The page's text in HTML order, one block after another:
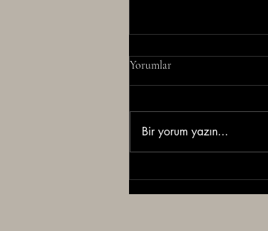
Yorumlar
Bir yorum yazın...